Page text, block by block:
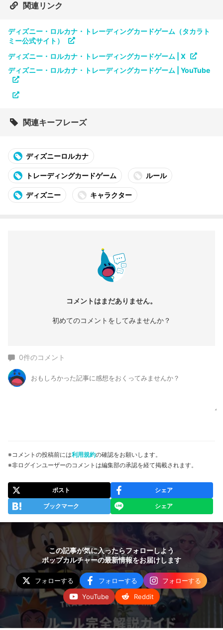
関連リンク
ディズニー・ロルカナ・トレーディングカードゲーム（タカラト
ミー公式サイト）
ディズニー・ロルカナ・トレーディングカードゲーム | X
ディズニー・ロルカナ・トレーディングカードゲーム | YouTube
関連キーフレーズ
ディズニーロルカナ
トレーディングカードゲーム ルール
ディズニー キャラクター
コメントはまだありません。
初めてのコメントをしてみませんか？
0件のコメント
※コメントの投稿前には利用規約の確認をお願いします。
※非ログインユーザーのコメントは編集部の承認を経て掲載されます。
ポスト シェア
ブックマーク シェア
この記事が気に入ったらフォローしよう
ポップカルチャーの最新情報をお届けします
フォローする フォローする
フォローする
YouTube
Reddit